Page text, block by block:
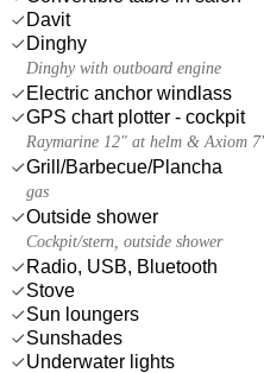
Davit
Dinghy
Dinghy with outboard engine
Electric anchor windlass
GPS chart plotter - cockpit
Raymarine 12" at helm & Axiom
Grill/Barbecue/Plancha
gas
Outside shower
Cockpit/stern, outside shower
Radio, USB, Bluetooth
Stove
Sun loungers
Sunshades
Underwater lights